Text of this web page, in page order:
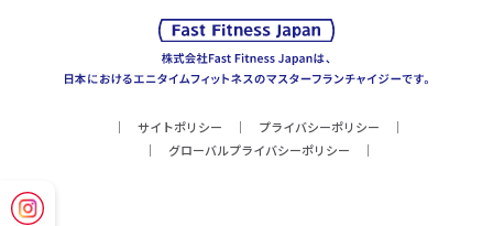
サイトポリシー
プライバシーポリシー
グローバルプライバシーポリシー